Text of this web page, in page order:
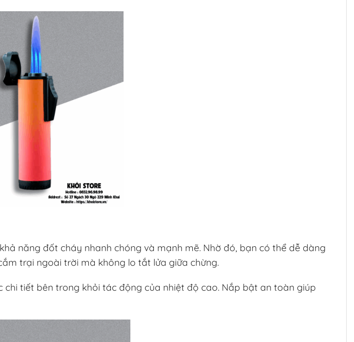
năng đốt cháy nhanh chóng và mạnh mẽ. Nhờ đó, bạn có thể dễ dàng
trại ngoài trời mà không lo tắt lửa giữa chừng.
tiết bên trong khỏi tác động của nhiệt độ cao. Nắp bật an toàn giúp